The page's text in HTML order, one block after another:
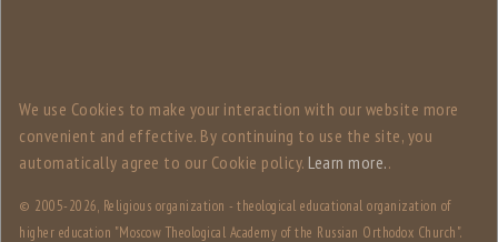
We use Сookies to make your interaction with our website more
convenient and effective. By continuing to use the site, you
automatically agree to our Сookie policy. Learn more..
© 2005-2026, Religious organization - theological educational organization of
higher education "Moscow Theological Academy of the Russian Orthodox Church".